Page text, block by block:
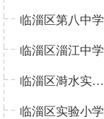
临淄区第八中学
临淄区淄江中学
临淄区溡水实验学校
临淄区实验小学